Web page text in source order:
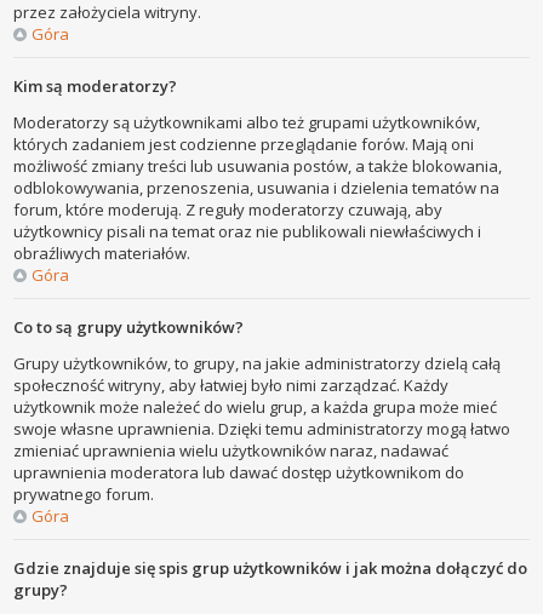
przez założyciela witryny.
Góra
Kim są moderatorzy?
Moderatorzy są użytkownikami albo też grupami użytkowników,
których zadaniem jest codzienne przeglądanie forów. Mają oni
możliwość zmiany treści lub usuwania postów, a także blokowania,
odblokowywania, przenoszenia, usuwania i dzielenia tematów na
forum, które moderują. Z reguły moderatorzy czuwają, aby
użytkownicy pisali na temat oraz nie publikowali niewłaściwych i
obraźliwych materiałów.
Góra
Co to są grupy użytkowników?
Grupy użytkowników, to grupy, na jakie administratorzy dzielą całą
społeczność witryny, aby łatwiej było nimi zarządzać. Każdy
użytkownik może należeć do wielu grup, a każda grupa może mieć
swoje własne uprawnienia. Dzięki temu administratorzy mogą łatwo
zmieniać uprawnienia wielu użytkowników naraz, nadawać
uprawnienia moderatora lub dawać dostęp użytkownikom do
prywatnego forum.
Góra
Gdzie znajduje się spis grup użytkowników i jak można dołączyć do
grupy?